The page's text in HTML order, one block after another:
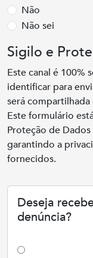
Não
Não sei
Sigilo e
Este canal é 100%
identificar para
será
Este formulário
Proteção de Dados
garantindo a
fornecidos.
Deseja
denúncia?